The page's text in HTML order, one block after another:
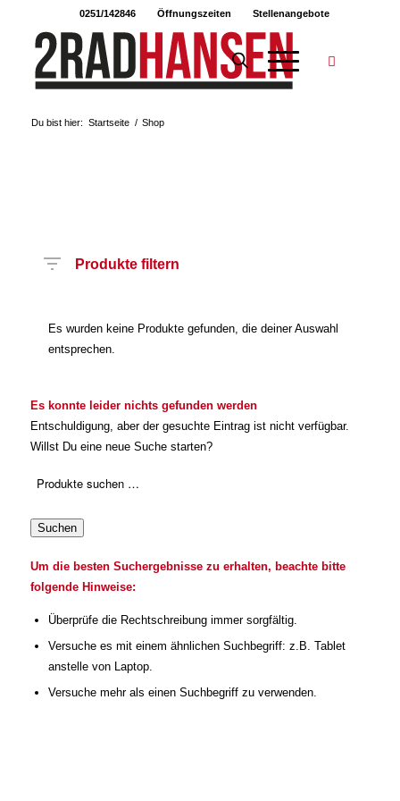
0251/142846 Öffnungszeiten Stellenangebote
Du bist hier: Startseite / Shop
Produkte filtern
Es wurden keine Produkte gefunden, die deiner Auswahl
entsprechen.
Es konnte leider nichts gefunden werden
Entschuldigung, aber der gesuchte Eintrag ist nicht verfügbar.
Willst Du eine neue Suche starten?
Suchen
Um die besten Suchergebnisse zu erhalten, beachte bitte
folgende Hinweise:
Überprüfe die Rechtschreibung immer sorgfältig.
Versuche es mit einem ähnlichen Suchbegriff: z.B. Tablet
anstelle von Laptop.
Versuche mehr als einen Suchbegriff zu verwenden.